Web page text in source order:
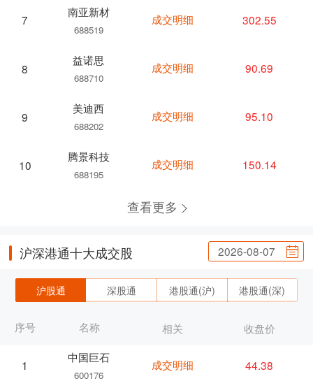
7
南亚新材
688519
8
益诺思
688710
9
美迪西
688202
10
腾景科技
688195
成交明细 302.55
成交明细 90.69
成交明细 95.10
成交明细 150.14
查看更多
沪深港通十大成交股 2026-08-07
沪股通 深股通 港股通(沪) 港股通(深)
序号 名称
1
中国巨石
600176
相关 收盘价
成交明细 44.38